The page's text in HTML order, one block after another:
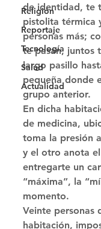
Religión
Reportaje
Tecnología
Salud
Actualidad
de identidad, te
pistolita térmica
personas más;
te pasan, juntos
largo pasillo
pequeña donde
grupo anterior.
En dicha
de medicina,
toma la presión
y el otro anota
entregarte un
“máxima”, la
momento.
Veinte personas
habitación,